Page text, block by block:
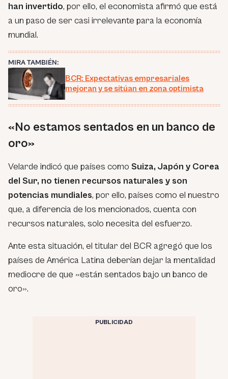
han invertido, por ello, el economista afirmó que está
a un paso de ser casi irrelevante para la economía
mundial.
MIRA TAMBIÉN:
BCR: Expectativas empresariales
mejoran y se sitúan en zona optimista
«No estamos sentados en un banco de
oro»
Velarde indicó que países como Suiza, Japón y Corea
del Sur, no tienen recursos naturales y son
potencias mundiales, por ello, países como el nuestro
que, a diferencia de los mencionados, cuenta con
recursos naturales, solo necesita del esfuerzo.
Ante esta situación, el titular del BCR agregó que los
países de América Latina deberían dejar la mentalidad
mediocre de que «están sentados bajo un banco de
oro».
PUBLICIDAD